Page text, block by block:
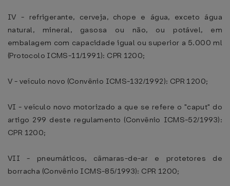
IV - refrigerante, cerveja, chope e água, exceto água
natural, mineral, gasosa ou não, ou potável, em
embalagem com capacidade igual ou superior a 5.000 ml
(Protocolo ICMS-11/1991): CPR 1200;
V - veículo novo (Convênio ICMS-132/1992): CPR 1200;
VI - veículo novo motorizado a que se refere o "caput" do
artigo 299 deste regulamento (Convênio ICMS-52/1993):
CPR 1200;
VII - pneumáticos, câmaras-de-ar e protetores de
borracha (Convênio ICMS-85/1993): CPR 1200;